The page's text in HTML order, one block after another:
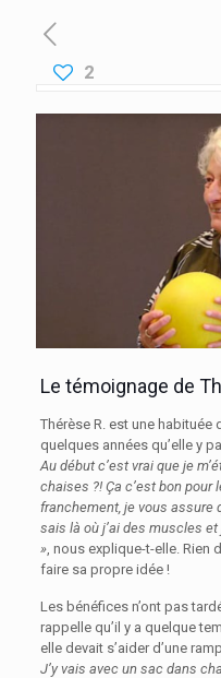
2
Le témoignage de
Thérèse R. est une habituée
quelques années qu’elle y
Au début c’est vrai que je
chaises ?! Ça c’est bon pour
franchement, je vous assure
sais là où j’ai des muscles
», nous explique-t-elle. Rien
faire sa propre idée !
Les bénéfices n’ont pas
rappelle qu’il y a quelque
elle devait s’aider d’une
J’y vais avec un sac dans